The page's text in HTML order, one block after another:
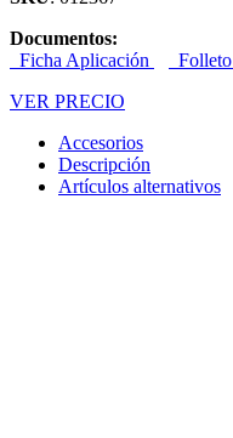
Documentos:
Ficha Aplicación
Folleto
VER PRECIO
Accesorios
Descripción
Artículos alternativos